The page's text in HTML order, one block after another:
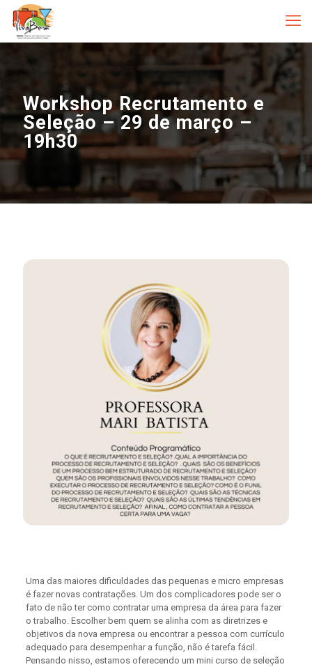
Workshop Recrutamento e
Seleção – 29 de março –
19h30
Uma das maiores dificuldades das pequenas e micro empresas
é fazer novas contratações. Um dos complicadores pode ser o
fato de não ter como contratar uma empresa da área para fazer
o trabalho. Escolher bem quem se alinha com as diretrizes e
objetivos da nova empresa ou encontrar a pessoa com currículo
adequado para desempenhar a função, não é tarefa fácil.
Pensando nisso, estamos oferecendo um mini curso de seleção